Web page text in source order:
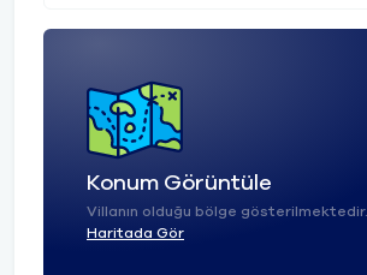
Konum Görüntüle
Villanın olduğu bölge gösterilmektedir.
Haritada Gör